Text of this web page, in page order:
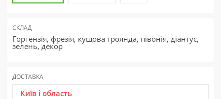
СКЛАД
Гортензія, фрезія, кущова троянда, півонія, діантус,
зелень, декор
ДОСТАВКА
Київ і область